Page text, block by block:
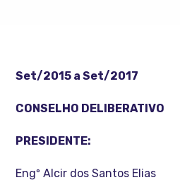
Set/2015 a Set/2017
CONSELHO DELIBERATIVO
PRESIDENTE:
Engº Alcir dos Santos Elias